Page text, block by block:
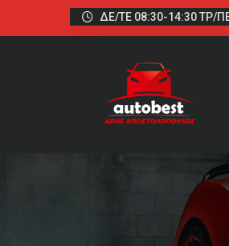
ΔΕ/ΤΕ 08:30-14:30 ΤΡ/